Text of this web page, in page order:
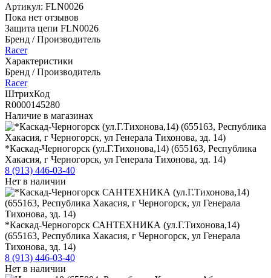
Артикул: FLN0026
Пока нет отзывов
Защита цепи FLN0026
Бренд / Производитель
Racer
Характеристики
Бренд / Производитель
Racer
ШтрихКод
R0000145280
Наличие в магазинах
*Каскад-Черногорск (ул.Г.Тихонова,14) (655163, Республика
Хакасия, г Черногорск, ул Генерала Тихонова, зд. 14)
8 (913) 446-03-40
Нет в наличии
*Каскад-Черногорск САНТЕХНИКА (ул.Г.Тихонова,14)
(655163, Республика Хакасия, г Черногорск, ул Генерала
Тихонова, зд. 14)
8 (913) 446-03-40
Нет в наличии